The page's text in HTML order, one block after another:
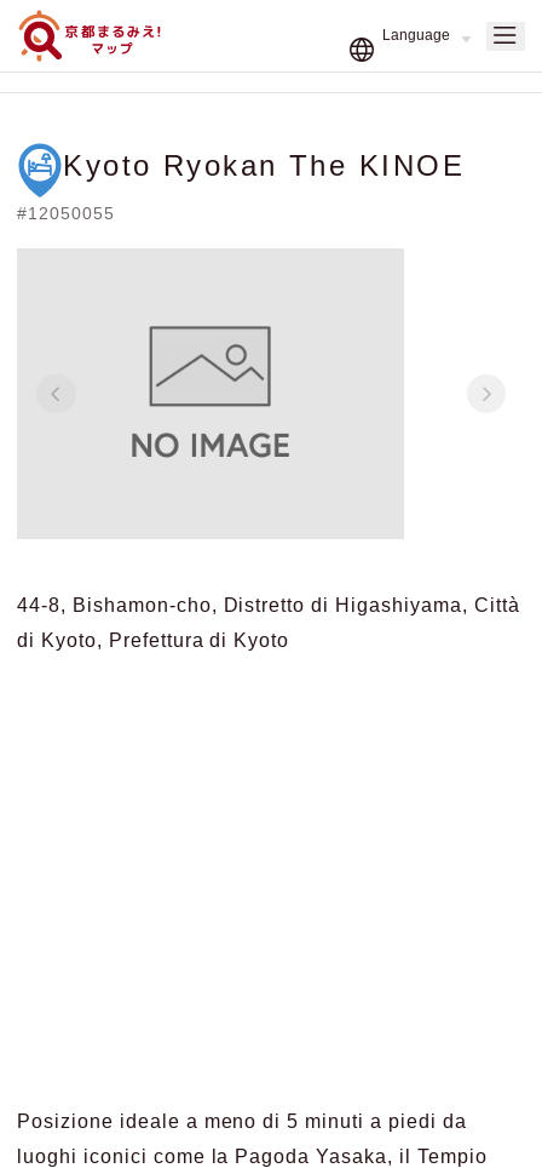
Kyoto Ryokan The KINOE
#12050055
44-8, Bishamon-cho, Distretto di Higashiyama, Città
di Kyoto, Prefettura di Kyoto
Posizione ideale a meno di 5 minuti a piedi da
luoghi iconici come la Pagoda Yasaka, il Tempio